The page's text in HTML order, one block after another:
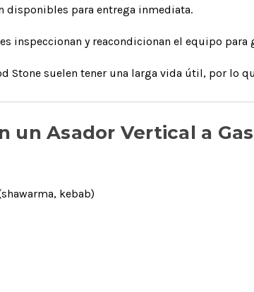
disponibles para entrega inmediata.
inspeccionan y reacondicionan el equipo
Stone suelen tener una larga vida útil, por lo
un Asador Vertical a
kebab)